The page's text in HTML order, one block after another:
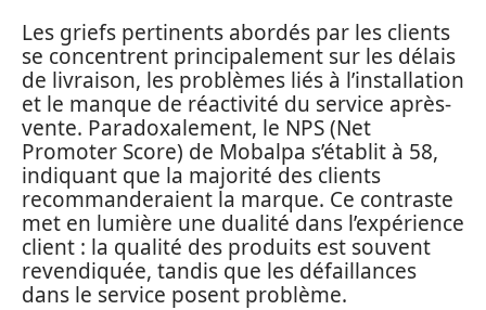
Les griefs pertinents abordés par les clients
se concentrent principalement sur les délais
de livraison, les problèmes liés à l’installation
et le manque de réactivité du service après-
vente. Paradoxalement, le NPS (Net
Promoter Score) de Mobalpa s’établit à 58,
indiquant que la majorité des clients
recommanderaient la marque. Ce contraste
met en lumière une dualité dans l’expérience
client : la qualité des produits est souvent
revendiquée, tandis que les défaillances
dans le service posent problème.